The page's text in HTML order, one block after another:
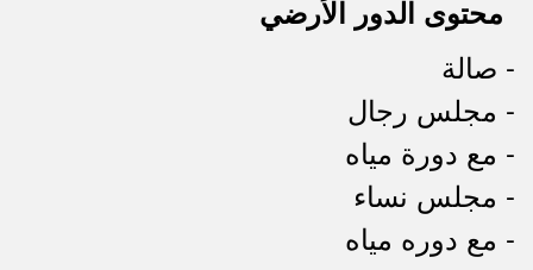
محتوى الدور الأرضي
- صالة
- مجلس رجال
- مع دورة مياه
- مجلس نساء
- مع دوره مياه